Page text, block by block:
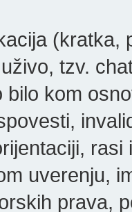
tzv.
bilo kom
uverenju,
prava,